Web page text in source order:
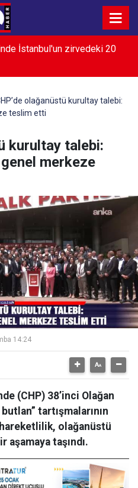
İstanbul'un zirvedeki 20
ABD'nin tutumuna bağlı
olağanüstü kurultay talebi:
teslim etti
kurultay talebi:
merkeze
14:24
(CHP) 38’inci Olağan
tartışmalarının
olağanüstü
aşamaya taşındı.